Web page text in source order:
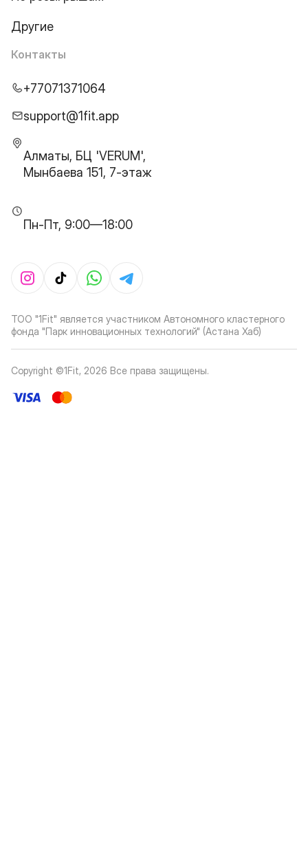
Другие
Контакты
+77071371064
support@1fit.app
Алматы, БЦ 'VERUM',
Мынбаева 151, 7-этаж
Пн-Пт, 9:00—18:00
ТОО "1Fit" является участником Автономного кластерного
фонда "Парк инновационных технологий" (Астана Хаб)
Copyright ©1Fit, 2026 Все права защищены.